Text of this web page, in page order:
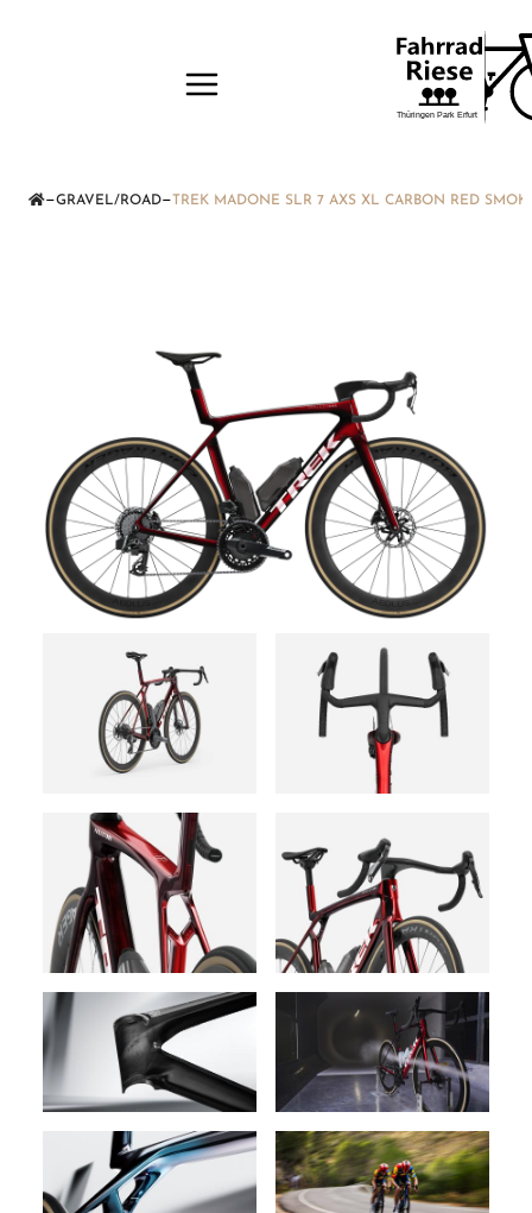
—GRAVEL/ROAD—TREK MADONE SLR 7 AXS XL CARBON RED